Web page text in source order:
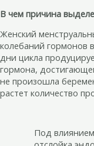
В чем причина
Женский
колебаний гормонов
дни цикла
гормона,
не произошла
растет количество
Под